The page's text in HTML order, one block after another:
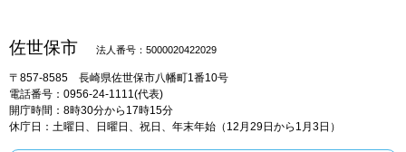
佐世保市 法人番号：5000020422029
〒857-8585 長崎県佐世保市八幡町1番10号
電話番号：0956-24-1111(代表)
開庁時間：8時30分から17時15分
休庁日：土曜日、日曜日、祝日、年末年始（12月29日から1月3日）